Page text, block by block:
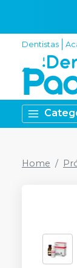
Dentistas
Home